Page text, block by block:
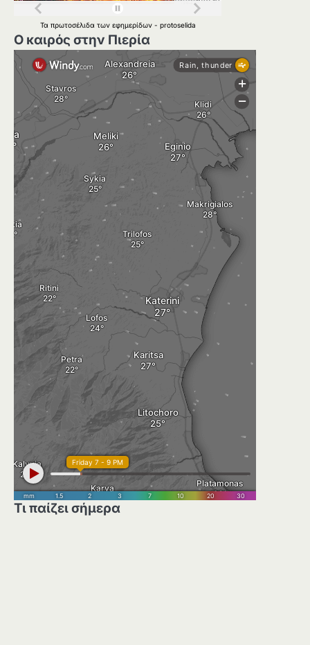
Τα πρωτοσέλιδα των εφημερίδων - protoselida
Ο καιρός στην Πιερία
Τι παίζει σήμερα